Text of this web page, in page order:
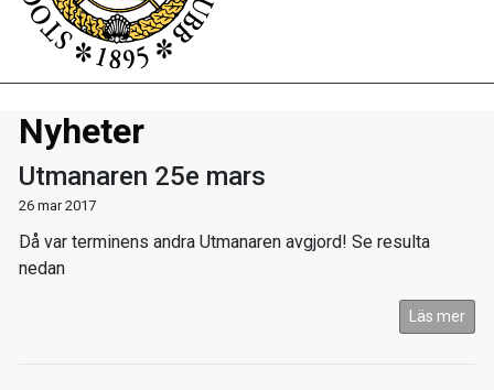
Nyheter
Utmanaren 25e mars
26 mar 2017
Då var terminens andra Utmanaren avgjord! Se resulta
nedan
Läs mer